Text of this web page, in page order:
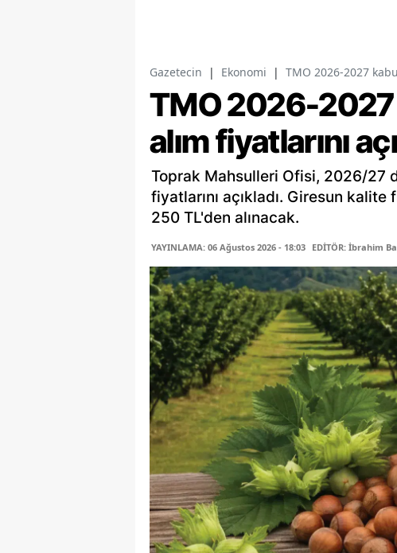
Gazetecin | Ekonomi | TMO 2026-2027
TMO 2026-2027
alım fiyatlarını
Toprak Mahsulleri Ofisi, 2026/27
fiyatlarını açıkladı. Giresun kalite
250 TL'den alınacak.
YAYINLAMA: 06 Ağustos 2026 - 18:03 EDİTÖR: İbrahim